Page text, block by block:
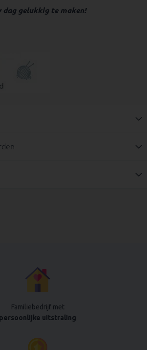
dag gelukkig te maken!
Familiebedrijf met
persoonlijke uitstraling